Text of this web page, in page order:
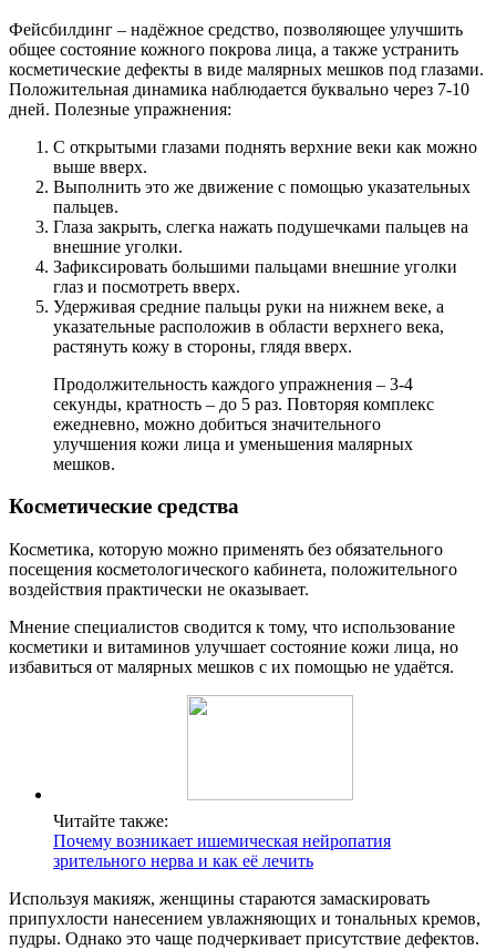
Фейсбилдинг – надёжное средство, позволяющее улучшить
общее состояние кожного покрова лица, а также устранить
косметические дефекты в виде малярных мешков под глазами.
Положительная динамика наблюдается буквально через 7-10
дней. Полезные упражнения:
С открытыми глазами поднять верхние веки как можно
выше вверх.
Выполнить это же движение с помощью указательных
пальцев.
Глаза закрыть, слегка нажать подушечками пальцев на
внешние уголки.
Зафиксировать большими пальцами внешние уголки
глаз и посмотреть вверх.
Удерживая средние пальцы руки на нижнем веке, а
указательные расположив в области верхнего века,
растянуть кожу в стороны, глядя вверх.
Продолжительность каждого упражнения – 3-4
секунды, кратность – до 5 раз. Повторяя комплекс
ежедневно, можно добиться значительного
улучшения кожи лица и уменьшения малярных
мешков.
Косметические средства
Косметика, которую можно применять без обязательного
посещения косметологического кабинета, положительного
воздействия практически не оказывает.
Мнение специалистов сводится к тому, что использование
косметики и витаминов улучшает состояние кожи лица, но
избавиться от малярных мешков с их помощью не удаётся.
Читайте также:
Почему возникает ишемическая нейропатия
зрительного нерва и как её лечить
Используя макияж, женщины стараются замаскировать
припухлости нанесением увлажняющих и тональных кремов,
пудры. Однако это чаще подчеркивает присутствие дефектов.